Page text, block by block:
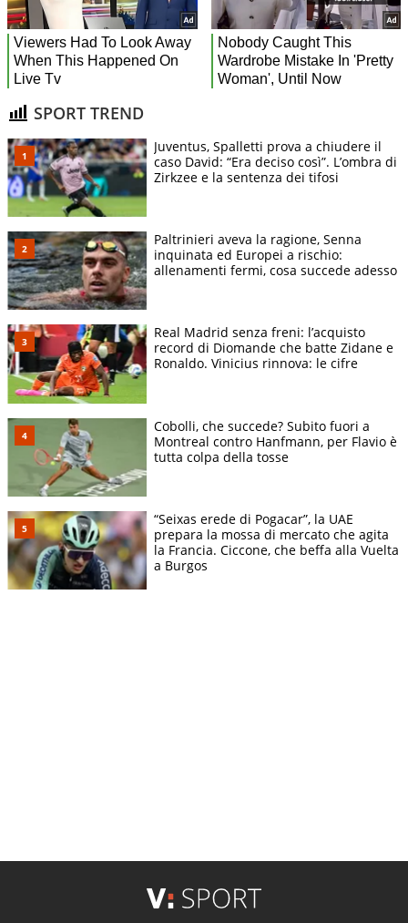
SPORT TREND
Juventus, Spalletti prova a chiudere il
caso David: “Era deciso così”. L’ombra di
Zirkzee e la sentenza dei tifosi
Paltrinieri aveva la ragione, Senna
inquinata ed Europei a rischio:
allenamenti fermi, cosa succede adesso
Real Madrid senza freni: l’acquisto
record di Diomande che batte Zidane e
Ronaldo. Vinicius rinnova: le cifre
Cobolli, che succede? Subito fuori a
Montreal contro Hanfmann, per Flavio è
tutta colpa della tosse
“Seixas erede di Pogacar”, la UAE
prepara la mossa di mercato che agita
la Francia. Ciccone, che beffa alla Vuelta
a Burgos